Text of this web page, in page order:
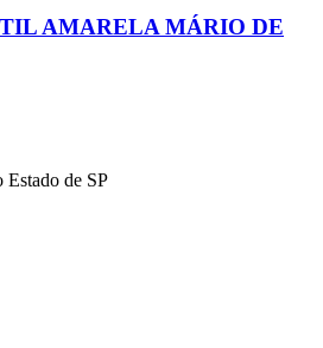
AMARELA MÁRIO DE
Estado de SP